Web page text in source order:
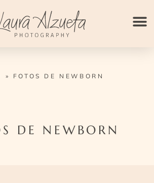
» FOTOS DE NEWBORN
DE NEWBORN